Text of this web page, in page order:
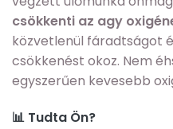
csökkenti az agy
közvetlenül fáradtságot
csökkenést okoz. Nem
egyszerűen kevesebb
📊 Tudta Ön?